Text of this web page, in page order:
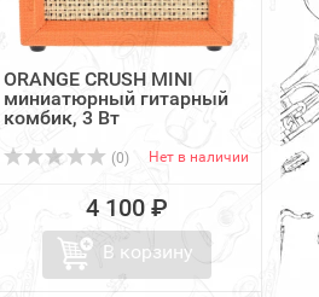
ORANGE CRUSH MINI
миниатюрный гитарный
комбик, 3 Вт
(0) Нет в наличии
4 100 ₽
В корзину